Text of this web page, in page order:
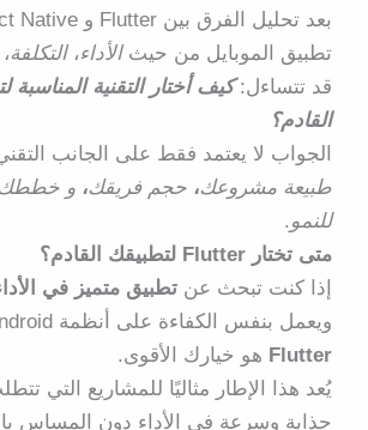
بعد تحليل
تطبيق الموبايل من حيثالأداء،التكلفة
قد تتساءل:كيف أختار التقنية
القادم؟
الجواب لا يعتمد فقط على الجانب
طبيعة مشروعك، حجم فريقك، و خططك
للنمو .
متى تختار Flutter لتطبيقك القادم؟
إذا كنت تبحث عن تطبيق متميز في
ويعمل بنفس الكفاءة على أنظمة Android وiOS، فـ
Flutter هو خيارك الأقوى.
يُعد هذا الإطار مثاليًا للمشاريع التي
جذابة وسرعة في الأداء دون المساس